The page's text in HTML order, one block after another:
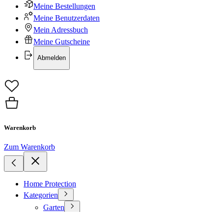
Meine Bestellungen
Meine Benutzerdaten
Mein Adressbuch
Meine Gutscheine
Abmelden
Warenkorb
Zum Warenkorb
Home Protection
Kategorien
Garten